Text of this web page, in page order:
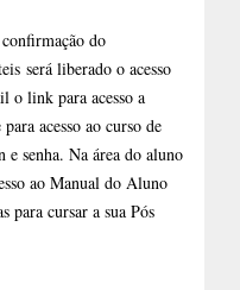
do
será liberado o acesso
o link para acesso a
acesso ao curso de
e senha. Na área do aluno
ao Manual do Aluno
para cursar a sua Pós